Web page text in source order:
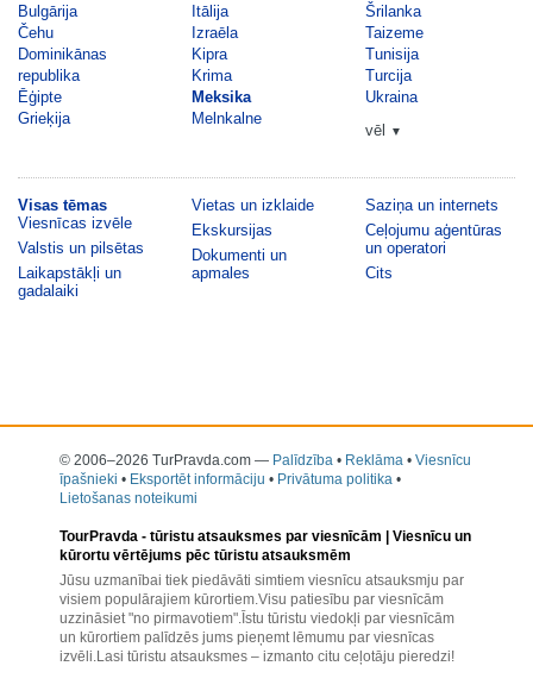
Bulgārija
Čehu
Dominikānas
republika
Ēģipte
Grieķija
Itālija
Izraēla
Kipra
Krima
Meksika
Melnkalne
Šrilanka
Taizeme
Tunisija
Turcija
Ukraina
vēl
▼
Visas tēmas
Viesnīcas izvēle
Valstis un pilsētas
Laikapstākļi un
gadalaiki
Vietas un izklaide
Ekskursijas
Dokumenti un
apmales
Saziņa un internets
Ceļojumu aģentūras
un operatori
Cits
© 2006–2026 TurPravda.com — Palīdzība • Reklāma • Viesnīcu
īpašnieki • Eksportēt informāciju • Privātuma politika •
Lietošanas noteikumi
TourPravda - tūristu atsauksmes par viesnīcām | Viesnīcu un
kūrortu vērtējums pēc tūristu atsauksmēm
Jūsu uzmanībai tiek piedāvāti simtiem viesnīcu atsauksmju par
visiem populārajiem kūrortiem.Visu patiesību par viesnīcām
uzzināsiet "no pirmavotiem".Īstu tūristu viedokļi par viesnīcām
un kūrortiem palīdzēs jums pieņemt lēmumu par viesnīcas
izvēli.Lasi tūristu atsauksmes – izmanto citu ceļotāju pieredzi!